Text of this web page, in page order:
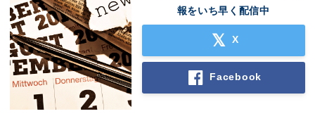
報をいち早く配信中
X
Facebook